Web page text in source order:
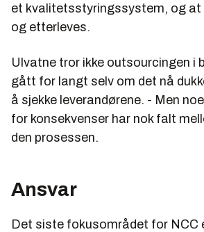
et kvalitetsstyringssystem, og at
og etterleves.
Ulvatne tror ikke outsourcingen i
gått for langt selv om det nå
å sjekke leverandørene. - Men
for konsekvenser har nok falt
den prosessen.
Ansvar
Det siste fokusområdet for NCC